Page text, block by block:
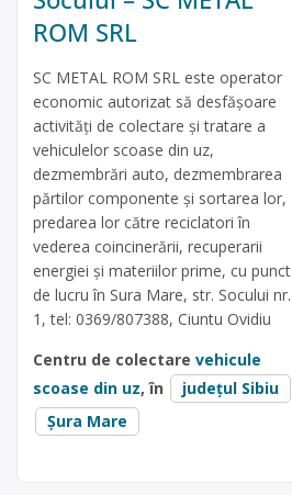
ROM SRL
SC METAL ROM SRL este operator
economic autorizat să desfăşoare
activităţi de colectare şi tratare a
vehiculelor scoase din uz,
dezmembrări auto, dezmembrarea
părtilor componente și sortarea lor,
predarea lor către reciclatori în
vederea coincinerării, recuperarii
energiei și materiilor prime, cu punct
de lucru în Sura Mare, str. Socului nr.
1, tel: 0369/807388, Ciuntu Ovidiu
Centru de colectare vehicule
scoase din uz, în
județul Sibiu
Șura Mare